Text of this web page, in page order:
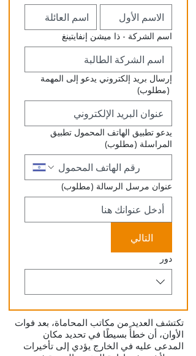
اسم الشركة - ذا ميشن إنفايتينغ
إرسال بريد إلكتروني يدعو إلى المهمة
(مطلوب)
يدعو تطبيق الهاتف المحمول تطبيق
المراسلة (مطلوب)
عنوان مرسل الرسالة (مطلوب)
التالي
دور
تكتشف العديد من مكاتب المحاماة، بعد فوات
الأوان، أن خطأً بسيطًا في تحديد مكان
المدعى عليه في الخارج يؤدي إلى تأخيرات